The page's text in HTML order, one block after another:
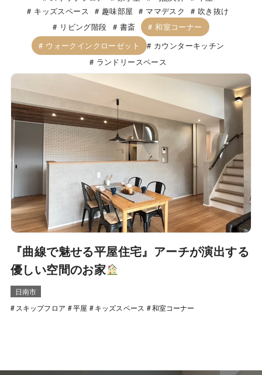
キッズスペース
趣味部屋 ママデスク
吹き抜け
リビング階段
書斎
和室コーナー
ウォークインクローゼット
カウンターキッチン
ランドリースペース
『曲線で魅せる平屋住宅』アーチが演出する
優しい空間のお家
日南市
スキップフロア
平屋 キッズスペース 和室コーナー